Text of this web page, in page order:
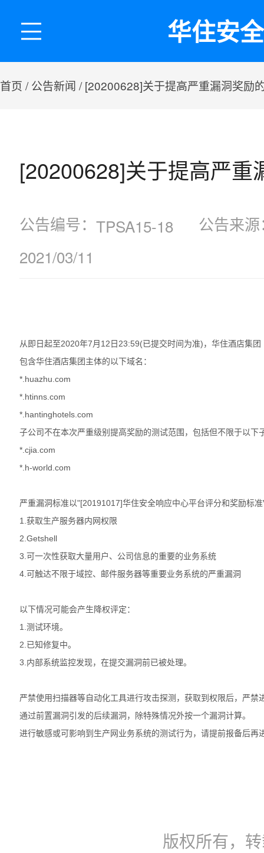
华住安
首页 / 公告新闻 / [20200628]关于提高严重漏洞奖励
[20200628]关于提高严重
公告编号：TPSA15-18
公告来
2021/03/11
从即日起至2020年7月12日23:59(已提交时间为准)，华住酒店集
包含华住酒店集团主体的以下域名：
*.huazhu.com
*.htinns.com
*.hantinghotels.com
子公司不在本次严重级别提高奖励的测试范围，包括但不限于以下
*.cjia.com
*.h-world.com
严重漏洞标准以"[20191017]华住安全响应中心平台评分和奖励标
1.获取生产服务器内网权限
2.Getshell
3.可一次性获取大量用户、公司信息的重要的业务系统
4.可触达不限于域控、邮件服务器等重要业务系统的严重漏洞
以下情况可能会产生降权评定：
1.测试环境。
2.已知修复中。
3.内部系统监控发现，在提交漏洞前已被处理。
严禁使用扫描器等自动化工具进行攻击探测，获取到权限后，严禁
通过前置漏洞引发的后续漏洞，除特殊情况外按一个漏洞计算。
进行敏感或可影响到生产网业务系统的测试行为，请提前报备后再
版权所有，